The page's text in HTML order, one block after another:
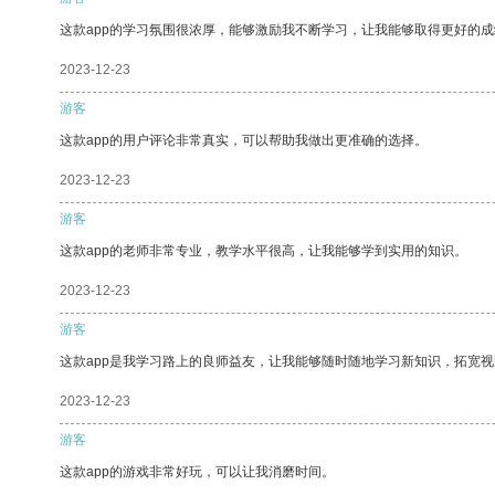
这款app的学习氛围很浓厚，能够激励我不断学习，让我能够取得更好的成
2023-12-23
游客
这款app的用户评论非常真实，可以帮助我做出更准确的选择。
2023-12-23
游客
这款app的老师非常专业，教学水平很高，让我能够学到实用的知识。
2023-12-23
游客
这款app是我学习路上的良师益友，让我能够随时随地学习新知识，拓宽视
2023-12-23
游客
这款app的游戏非常好玩，可以让我消磨时间。